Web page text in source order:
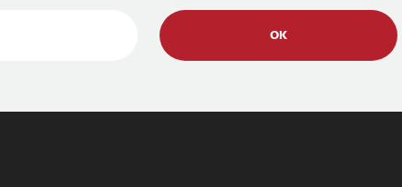
OK